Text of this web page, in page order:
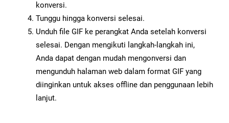
konversi.
Tunggu hingga konversi selesai.
Unduh file GIF ke perangkat Anda setelah konversi
selesai. Dengan mengikuti langkah-langkah ini,
Anda dapat dengan mudah mengonversi dan
mengunduh halaman web dalam format GIF yang
diinginkan untuk akses offline dan penggunaan lebih
lanjut.